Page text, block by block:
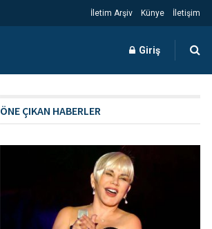
İletim Arşiv Künye İletişim
Giriş
ÖNE ÇIKAN HABERLER